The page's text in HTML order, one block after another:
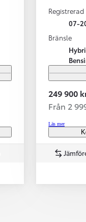
Registrerad
07-
Bränsle
249 900
Från 2
Läs mer